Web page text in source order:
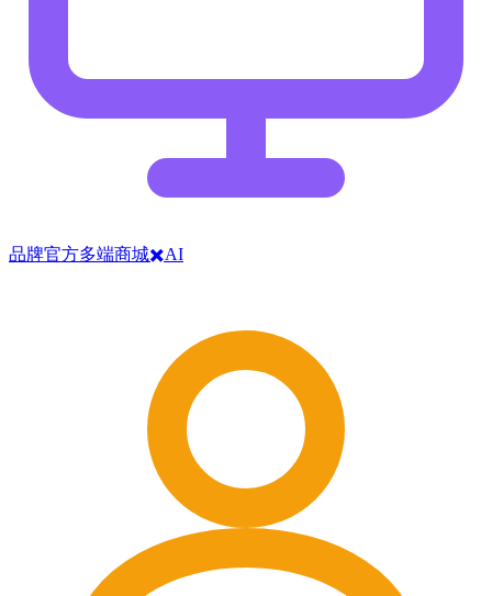
品牌官方多端商城✖️AI